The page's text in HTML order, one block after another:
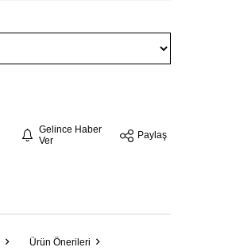
Gelince Haber
Ver
Paylaş
Ürün Önerileri